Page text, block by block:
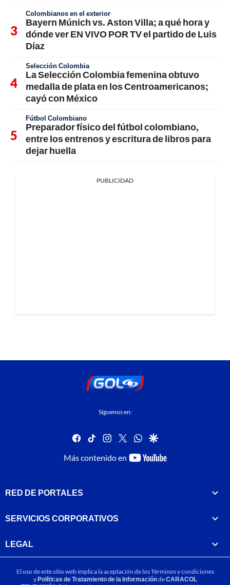
Colombianos en el exterior
Bayern Múnich vs. Aston Villa; a qué hora y
dónde ver EN VIVO POR TV el partido de Luis
Díaz
Selección Colombia
La Selección Colombia femenina obtuvo
medalla de plata en los Centroamericanos;
cayó con México
Fútbol Colombiano
Preparador físico del fútbol colombiano,
entre los entrenos y escritura de libros para
dejar huella
PUBLICIDAD
Síguenos en:
facebook
tiktok instagram
twitterwhatsapp
google
Más contenido en
youtube-
RED DE PORTALES
SERVICIOS CORPORATIVOS
LEGAL
El uso de este sitio web implica la aceptación de losTérminos y condiciones
yPolíticas de Tratamiento de la InformacióndeCARACOL